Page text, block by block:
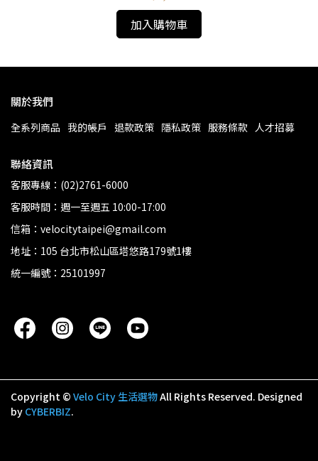
加入購物車
關於我們
全系列商品 我的帳戶 退款政策 隱私政策 服務條款 人才招募
聯絡資訊
客服專線：(02)2761-6000
客服時間：週一至週五 10:00-17:00
信箱：velocitytaipei@gmail.com
地址：105 台北市松山區塔悠路179號1樓
統一編號：25101997
Copyright © Velo City 生活選物All Rights Reserved. Designed
by CYBERBIZ.